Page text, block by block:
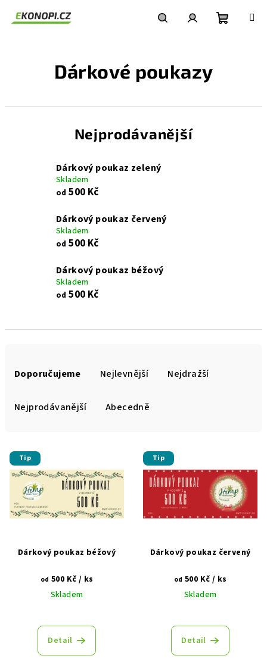
Dárkové poukazy
Nejprodávanější
Dárkový poukaz zelený
Skladem
od 500 Kč
Dárkový poukaz červený
Skladem
od 500 Kč
Dárkový poukaz béžový
Skladem
od 500 Kč
p
r
d
u
Doporučujeme Nejlevnější Nejdražší
Nejprodávanější Abecedně
V
ý
p
s
Tip
Dárkový poukaz béžový
od 500 Kč / ks
Skladem
Detail
Tip
Dárkový poukaz červený
od 500 Kč / ks
Skladem
Detail